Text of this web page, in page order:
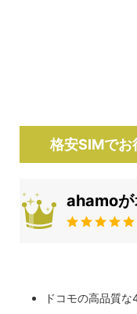
格安SIMでお
ahamoが
ドコモの高品質